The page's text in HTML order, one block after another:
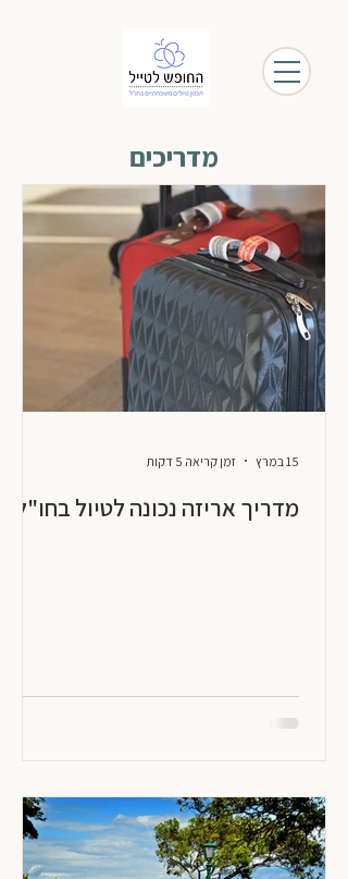
מדריכים
מדריך אריזה נכונה לטיול בחו"ל
15 במרץ זמן קריאה 5 דקות